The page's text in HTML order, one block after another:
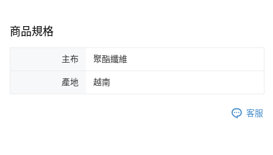
商品規格
主布 聚酯纖維
產地 越南
客服